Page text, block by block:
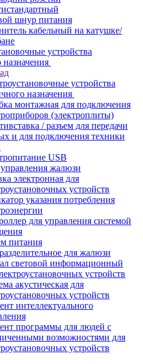
шнур питания
кабельный на катушке/
устройства
назначения
устройства
назначения
монтажная для подключения
(электроплиты)
/ разъем для передачи
и для подключения техники
USB
жалюзи
электронная для
устройств
указания потребления
для управления системой
питания
для жалюзи
световой информационный
устройств
акустическая для
устройств
интеллектуального
программы для людей с
возможностями для
устройств